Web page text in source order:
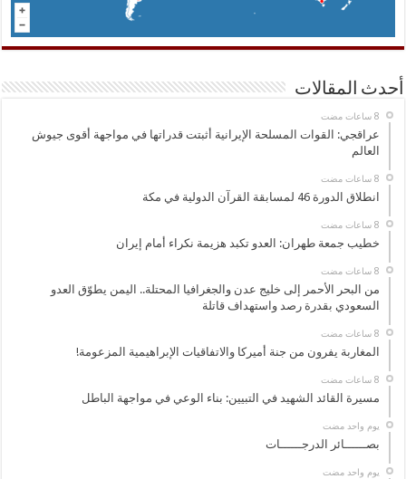
أحدث المقالات
عراقجي: القوات المسلحة الإيرانية أثبتت قدراتها في مواجهة أقوى جيوش
العالم
انطلاق الدورة 46 لمسابقة القرآن الدولية في مكة
خطيب جمعة طهران: العدو تكبد هزيمة نكراء أمام إيران
من البحر الأحمر إلى خليج عدن والجغرافيا المحتلة.. اليمن يطوّق العدو
السعودي بقدرة رصد واستهداف قاتلة
المغاربة يفرون من جنة أميركا والاتفاقيات الإبراهيمية المزعومة!
مسيرة القائد الشهيد في التبيين: بناء الوعي في مواجهة الباطل
‏يوم واحد مضت
بصــــــائر الدرجــــــات
‏يوم واحد مضت